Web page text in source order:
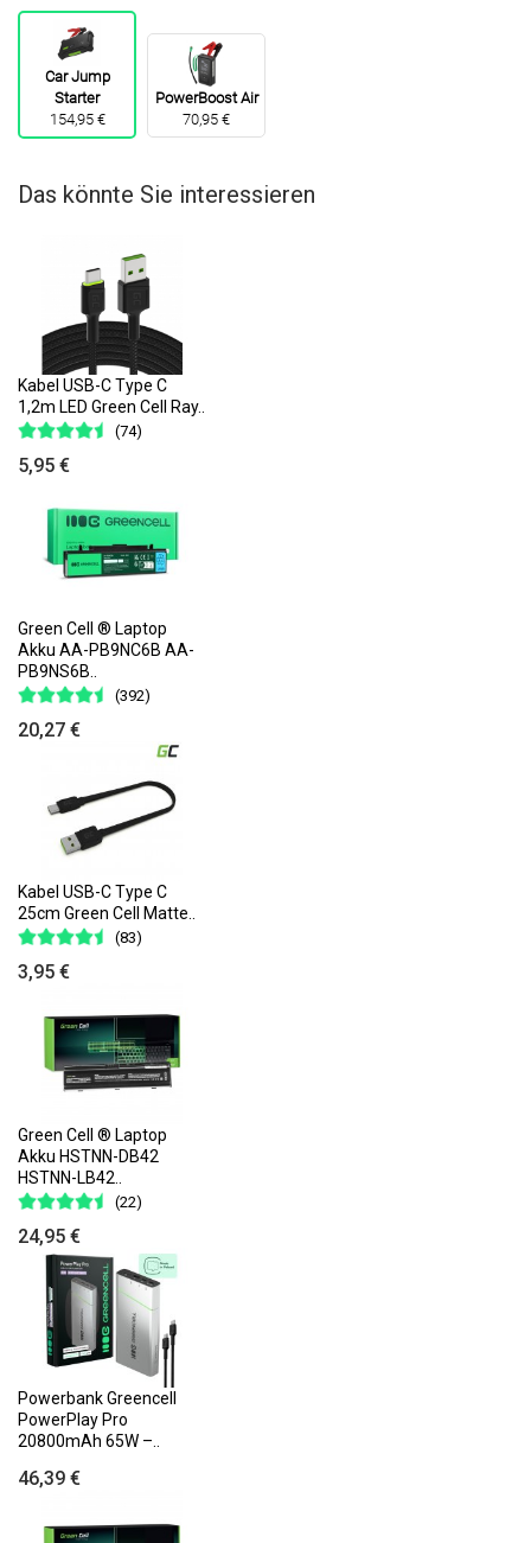
Car Jump
Starter
154,95 €
PowerBoost Air
70,95 €
Das könnte Sie interessieren
Kabel USB-C Type C
1,2m LED Green Cell Ray..
(74)
5,95 €
Green Cell ® Laptop
Akku AA-PB9NC6B AA-
PB9NS6B..
(392)
20,27 €
Kabel USB-C Type C
25cm Green Cell Matte..
(83)
3,95 €
Green Cell ® Laptop
Akku HSTNN-DB42
HSTNN-LB42..
(22)
24,95 €
Powerbank Greencell
PowerPlay Pro
20800mAh 65W –..
46,39 €